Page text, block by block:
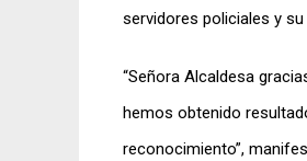
servidores policiales y
“Señora Alcaldesa
hemos obtenido
reconocimiento”,